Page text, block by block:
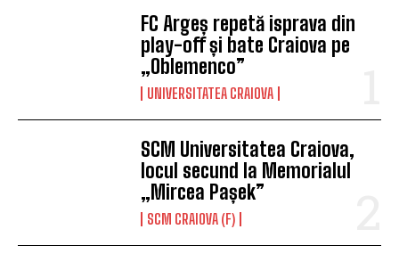
FC Argeș repetă isprava din
play-off și bate Craiova pe
„Oblemenco”
UNIVERSITATEA CRAIOVA
SCM Universitatea Craiova,
locul secund la Memorialul
„Mircea Pașek”
SCM CRAIOVA (F)